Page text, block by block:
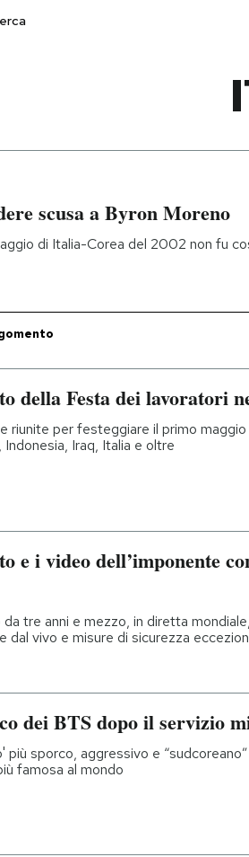
Moda
Ok Boomer!
Altrecose
scusa a Byron Moreno
di Italia-Corea del 2002 non fu
della Festa dei lavoratori
riunite per festeggiare il primo
Indonesia, Iraq, Italia e oltre
e i video dell’imponente
da tre anni e mezzo, in diretta
dal vivo e misure di sicurezza
dei BTS dopo il servizio
più sporco, aggressivo e
famosa al mondo